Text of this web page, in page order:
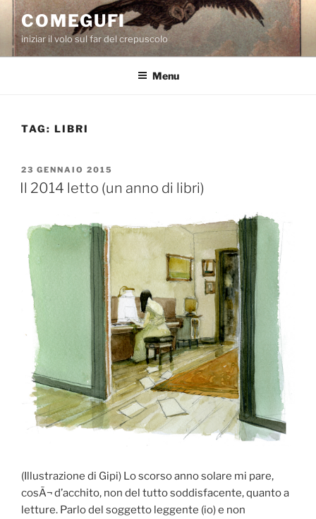
Salta
contenuto
COMEGUFI
iniziar il volo sul far del crepuscolo
Menu
TAG: LIBRI
PUBBLICATO
IL
23 GENNAIO 2015
Il 2014 letto (un anno di libri)
(Illustrazione di Gipi) Lo scorso anno solare mi pare,
cosÃ¬ d’acchito, non del tutto soddisfacente, quanto a
letture. Parlo del soggetto leggente (io) e non